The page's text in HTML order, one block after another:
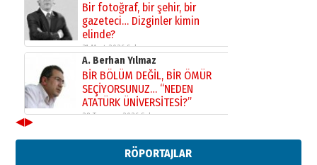
Bir fotoğraf, bir şehir, bir
gazeteci… Dizginler kimin
elinde?
31 Mart 2026 Salı
A. Berhan Yılmaz
BİR BÖLÜM DEĞİL, BİR ÖMÜR
SEÇİYORSUNUZ… “NEDEN
ATATÜRK ÜNİVERSİTESİ?”
28 Temmuz 2026 Salı
Ahmed Yesevi’den bir Alperen…
”Reisimiz” idi… Hakka yürüdü.!
◀▶
RÖPORTAJLAR